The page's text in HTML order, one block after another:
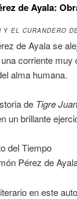
de Ayala:
Y EL CURANDERO
de Ayala se
corriente muy
alma humana.
de Tigre Juan
un brillante
del Tiempo
Pérez de
en este